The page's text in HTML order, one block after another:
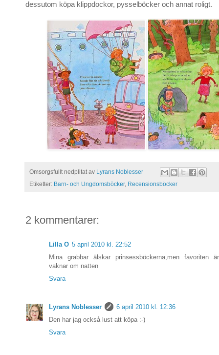
dessutom köpa klippdockor, pysselböcker och annat roligt.
Omsorgsfullt nedplitat av Lyrans Noblesser
Etiketter: Barn- och Ungdomsböcker, Recensionsböcker
2 kommentarer:
Lilla O 5 april 2010 kl. 22:52
Mina grabbar älskar prinsessböckerna,men favoriten
vaknar om natten
Svara
Lyrans Noblesser
6 april 2010 kl. 12:36
Den har jag också lust att köpa :-)
Svara